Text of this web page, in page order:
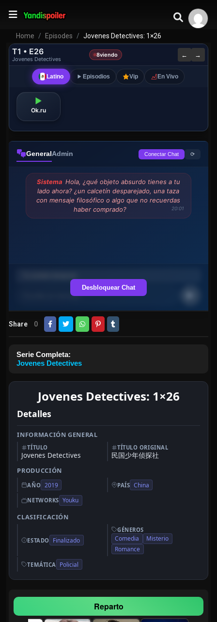
Home Episodes Jovenes Detectives: 1×26
T1 • E26
Jovenes Detectives
8viendo ← →
Latino Episodios Vip En Vivo
▶
Ok.ru
GeneralAdmin Conectar Chat ⟳
Sistema Hola, ¿qué objeto absurdo tienes a tu
lado ahora? ¿un calcetín desparejado, una taza
con mensaje filosófico o algo que no recuerdas
haber comprado?
20:01
Desbloquear Chat
Share 0
Serie Completa:
Jovenes Detectives
Jovenes Detectives: 1×26
Detalles
INFORMACIÓN GENERAL
TÍTULO
Jovenes Detectives
TÍTULO ORIGINAL
民国少年侦探社
PRODUCCIÓN
AÑO 2019 PAÍS China
NETWORKS Youku
CLASIFICACIÓN
ESTADO Finalizado
GÉNEROS
Comedia
Misterio
Romance
TEMÁTICA Policial
Reparto